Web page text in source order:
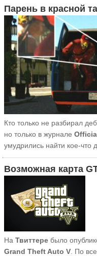
Парень в красной
Кто только не разбирал
но только в журнале
умудрились найти кое-что
Возможная карта
На Твиттере было
Grand Theft Auto V . По